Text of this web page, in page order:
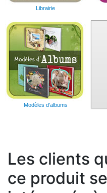
Librairie
Modèles d'albums
Les clients
ce produit